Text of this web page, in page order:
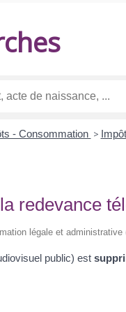
- Consommation >
redevance
légale et administrative
public) est